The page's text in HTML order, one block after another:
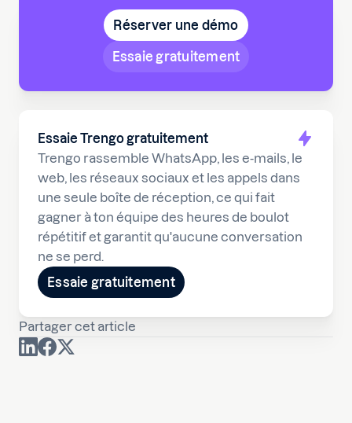
Essaie Trengo gratuitement
Trengo rassemble WhatsApp, les e-mails, le
web, les réseaux sociaux et les appels dans
une seule boîte de réception, ce qui fait
gagner à ton équipe des heures de boulot
répétitif et garantit qu'aucune conversation
ne se perd.
Essaie gratuitement
Partager cet article
Réserver une démo
Essaie gratuitement